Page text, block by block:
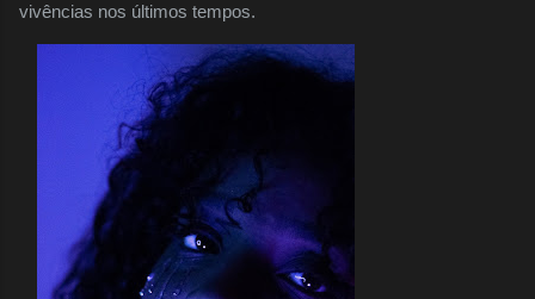
vivências nos últimos tempos.